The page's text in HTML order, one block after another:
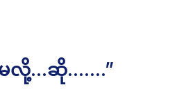
မလို့…ဆို…….”